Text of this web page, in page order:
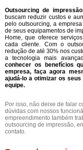
Outsourcing de impressão
buscam reduzir custos e
pelo outsourcing, a
de seus equipamentos de
Home, que oferece
cada cliente. Com o
redução de até 30% nos
a tecnologia mais
conhecer os benefícios
empresa, faça agora
ajudá-lo a otimizar os
equipe.
Por isso, não deixe de falar
dúvidas com nossos
empreendimento também
outsourcing de impressão,
contato.